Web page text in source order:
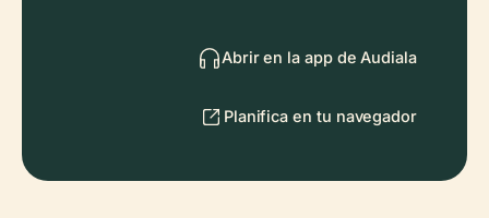
Abrir en la app de Audiala
Planifica en tu navegador